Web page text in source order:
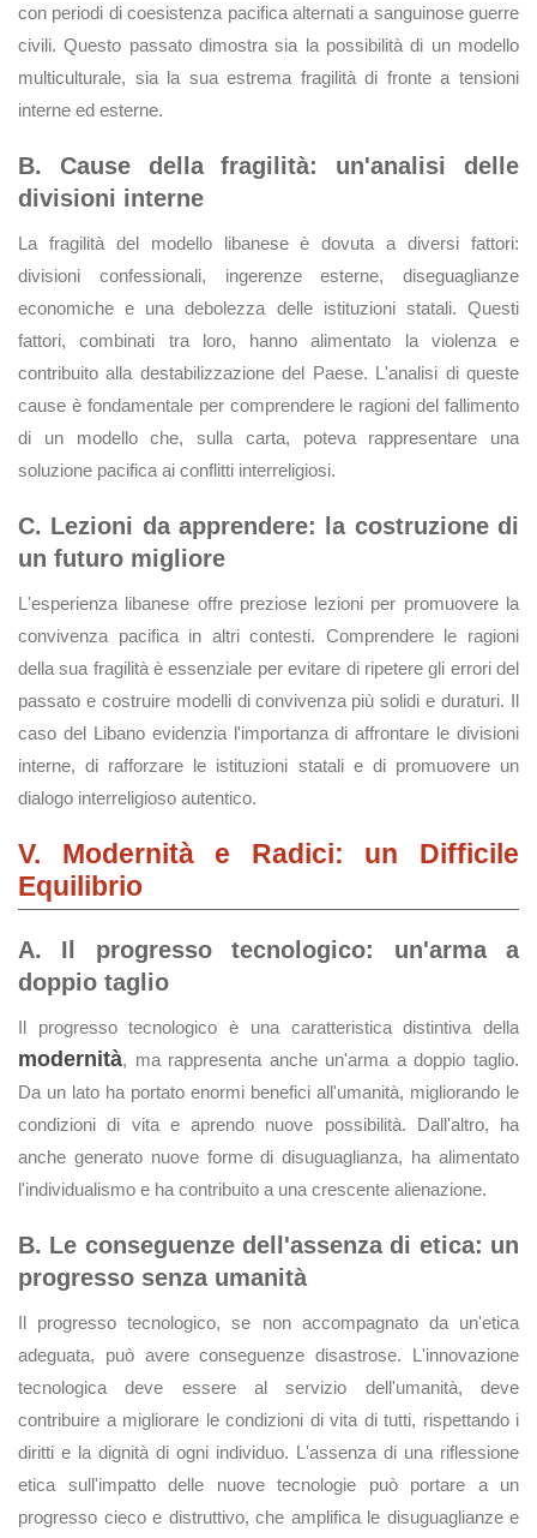
con periodi di coesistenza pacifica alternati a sanguinose guerre
civili. Questo passato dimostra sia la possibilità di un modello
multiculturale, sia la sua estrema fragilità di fronte a tensioni
interne ed esterne.
B. Cause della fragilità: un'analisi delle
divisioni interne
La fragilità del modello libanese è dovuta a diversi fattori:
divisioni confessionali, ingerenze esterne, diseguaglianze
economiche e una debolezza delle istituzioni statali. Questi
fattori, combinati tra loro, hanno alimentato la violenza e
contribuito alla destabilizzazione del Paese. L'analisi di queste
cause è fondamentale per comprendere le ragioni del fallimento
di un modello che, sulla carta, poteva rappresentare una
soluzione pacifica ai conflitti interreligiosi.
C. Lezioni da apprendere: la costruzione di
un futuro migliore
L'esperienza libanese offre preziose lezioni per promuovere la
convivenza pacifica in altri contesti. Comprendere le ragioni
della sua fragilità è essenziale per evitare di ripetere gli errori del
passato e costruire modelli di convivenza più solidi e duraturi. Il
caso del Libano evidenzia l'importanza di affrontare le divisioni
interne, di rafforzare le istituzioni statali e di promuovere un
dialogo interreligioso autentico.
V. Modernità e Radici: un Difficile
Equilibrio
A. Il progresso tecnologico: un'arma a
doppio taglio
Il progresso tecnologico è una caratteristica distintiva della
modernità, ma rappresenta anche un'arma a doppio taglio.
Da un lato ha portato enormi benefici all'umanità, migliorando le
condizioni di vita e aprendo nuove possibilità. Dall'altro, ha
anche generato nuove forme di disuguaglianza, ha alimentato
l'individualismo e ha contribuito a una crescente alienazione.
B. Le conseguenze dell'assenza di etica: un
progresso senza umanità
Il progresso tecnologico, se non accompagnato da un'etica
adeguata, può avere conseguenze disastrose. L'innovazione
tecnologica deve essere al servizio dell'umanità, deve
contribuire a migliorare le condizioni di vita di tutti, rispettando i
diritti e la dignità di ogni individuo. L'assenza di una riflessione
etica sull'impatto delle nuove tecnologie può portare a un
progresso cieco e distruttivo, che amplifica le disuguaglianze e